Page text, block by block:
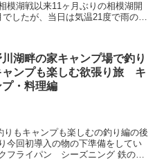
湖畔の家キャンプ場で釣り
ャンプも楽しむ欲張り旅 キ
プ・料理編
もキャンプも楽しむの釣り編の後